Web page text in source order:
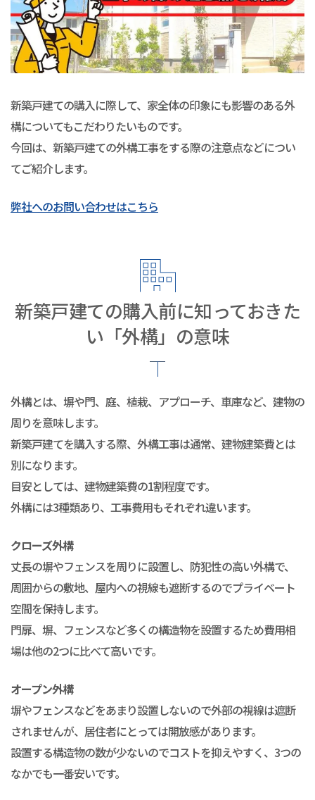
新築戸建ての購入に際して、家全体の印象にも影響のある外
構についてもこだわりたいものです。
今回は、新築戸建ての外構工事をする際の注意点などについ
てご紹介します。
弊社へのお問い合わせはこちら
新築戸建ての購入前に知っておきた
い「外構」の意味
外構とは、塀や門、庭、植栽、アプローチ、車庫など、建物の
周りを意味します。
新築戸建てを購入する際、外構工事は通常、建物建築費とは
別になります。
目安としては、建物建築費の1割程度です。
外構には3種類あり、工事費用もそれぞれ違います。
クローズ外構
丈長の塀やフェンスを周りに設置し、防犯性の高い外構で、
周囲からの敷地、屋内への視線も遮断するのでプライベート
空間を保持します。
門扉、塀、フェンスなど多くの構造物を設置するため費用相
場は他の2つに比べて高いです。
オープン外構
塀やフェンスなどをあまり設置しないので外部の視線は遮断
されませんが、居住者にとっては開放感があります。
設置する構造物の数が少ないのでコストを抑えやすく、3つの
なかでも一番安いです。